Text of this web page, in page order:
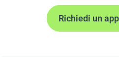
Richiedi un